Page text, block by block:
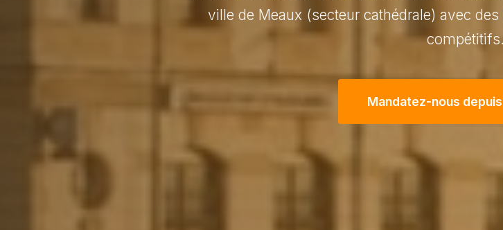
ville de Meaux (secteur cathédrale) avec
Mandatez-nous